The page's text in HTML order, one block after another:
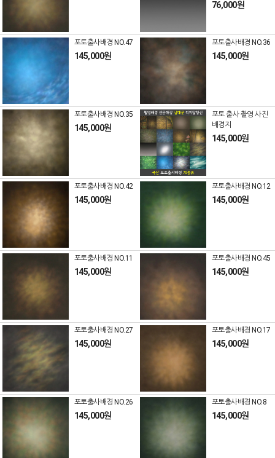
76,000원
포토출사배경 NO.47
145,000원
포토출사배경 NO.36
145,000원
포토출사배경 NO.35
145,000원
포토 출사 촬영 사진
배경지
145,000원
포토출사배경 NO.42
145,000원
포토출사배경 NO.12
145,000원
포토출사배경 NO.11
145,000원
포토출사배경 NO.45
145,000원
포토출사배경 NO.27
145,000원
포토출사배경 NO.17
145,000원
포토출사배경 NO.26
145,000원
포토출사배경 NO.8
145,000원